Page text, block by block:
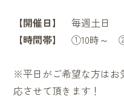
【開催日】
毎週土日
【時間帯】
①10時～
※平日がご希望な方はお
応させて頂きます！